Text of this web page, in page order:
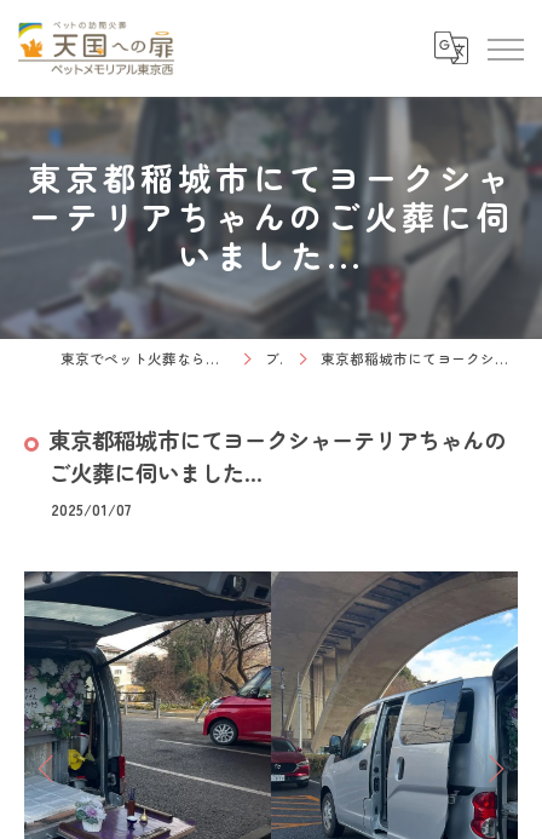
東京都稲城市にてヨークシャ
ーテリアちゃんのご火葬に伺
いました...
東京でペット火葬なら天国への扉 ペットメモリアル東京西 ブログ 東京都稲城市にてヨークシャーテリアちゃんのご火葬に伺いました...
東京都稲城市にてヨークシャーテリアちゃんの
ご火葬に伺いました...
2025/01/07